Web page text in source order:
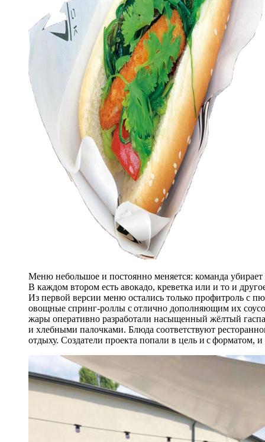
Меню небольшое и постоянно меняется: команда
В каждом втором есть авокадо, креветка или и то и
Из первой версии меню остались только профитроль с
овощные спринг-роллы с отлично дополняющим их
жары оперативно разработали насыщенный жёлтый
и хлебными палочками. Блюда соответствуют
отдыху. Создатели проекта попали в цель и с форматом, и